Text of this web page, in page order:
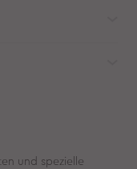
und spezielle